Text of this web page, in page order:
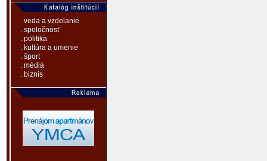
. veda a vzdelanie
. spoločnosť
. politika
. kultúra a umenie
. šport
. médiá
. biznis